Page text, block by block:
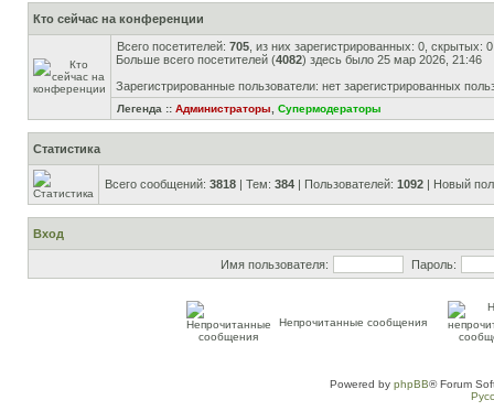
Кто сейчас на конференции
Всего посетителей: 705 , из них зарегистрированных: 0, скрытых:
Больше всего посетителей (4082) здесь было 25 мар 2026, 21:46
Зарегистрированные пользователи: нет зарегистрированных
Легенда :: Администраторы Супермодераторы
Статистика
Всего сообщений: 3818 | Тем: 384 | Пользователей: 1092 | Новый
Вход
Имя пользователя: Пароль:
Непрочитанные сообщения
Powered by phpBB® Forum